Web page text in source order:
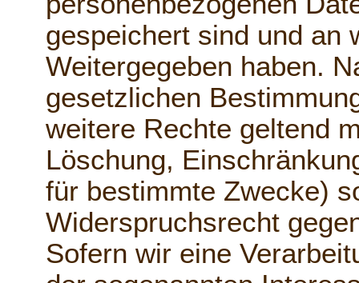
gespeichert sind und an
Weitergegeben haben.
gesetzlichen
weitere Rechte geltend
Löschung,
für bestimmte Zwecke)
Widerspruchsrecht
Sofern wir eine